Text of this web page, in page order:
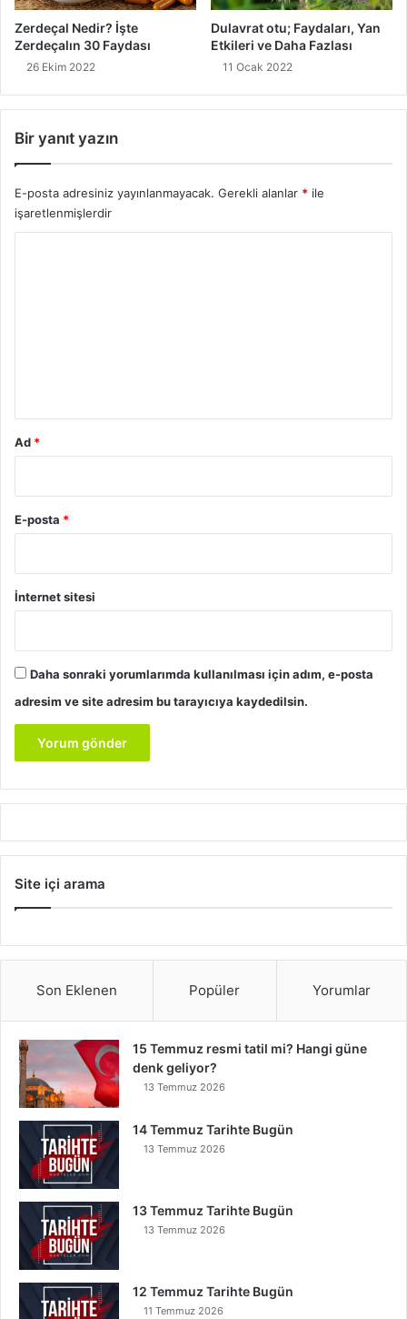
Zerdeçal Nedir? İşte
Zerdeçalın 30 Faydası
26 Ekim 2022
Dulavrat otu; Faydaları, Yan
Etkileri ve Daha Fazlası
11 Ocak 2022
Bir yanıt yazın
E-posta adresiniz yayınlanmayacak. Gerekli alanlar * ile
işaretlenmişlerdir
Ad *
E-posta *
İnternet sitesi
Daha sonraki yorumlarımda kullanılması için adım, e-posta
adresim ve site adresim bu tarayıcıya kaydedilsin.
Site içi arama
Son Eklenen Popüler Yorumlar
15 Temmuz resmi tatil mi? Hangi güne
denk geliyor?
13 Temmuz 2026
14 Temmuz Tarihte Bugün
13 Temmuz 2026
13 Temmuz Tarihte Bugün
13 Temmuz 2026
12 Temmuz Tarihte Bugün
11 Temmuz 2026